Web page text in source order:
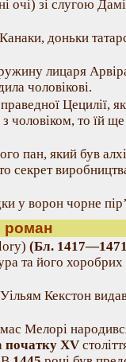
очі) зі слугою
доньки
лицаря
чоловікові.
Цецилії,
чоловіком, то їй
пан, який був
у ворон чорне
роман
(Бл.
та його хоробрих
Кекстон
Мелорі
початку XV